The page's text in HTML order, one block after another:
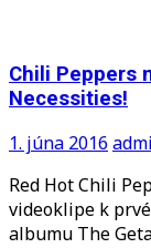
Chili Peppers
Necessities!
1. júna 2016
Red Hot Chili
videoklipe k
albumu The